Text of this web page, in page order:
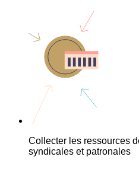
Collecter les ressources
syndicales et patronales